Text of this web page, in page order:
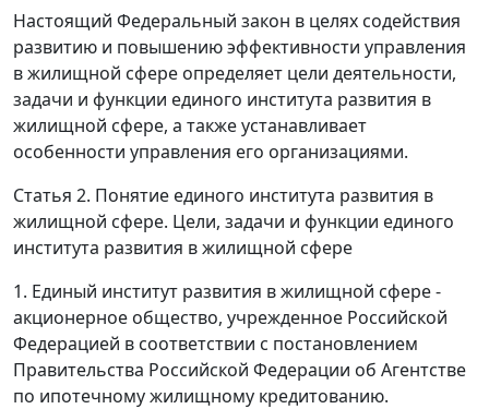
Настоящий Федеральный закон в целях содействия
развитию и повышению эффективности управления
в жилищной сфере определяет цели деятельности,
задачи и функции единого института развития в
жилищной сфере, а также устанавливает
особенности управления его организациями.
Статья 2. Понятие единого института развития в
жилищной сфере. Цели, задачи и функции единого
института развития в жилищной сфере
1. Единый институт развития в жилищной сфере -
акционерное общество, учрежденное Российской
Федерацией в соответствии с постановлением
Правительства Российской Федерации об Агентстве
по ипотечному жилищному кредитованию.